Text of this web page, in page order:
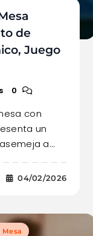
de
Juego
0
con
un
a…
04/02/2026
Mesa